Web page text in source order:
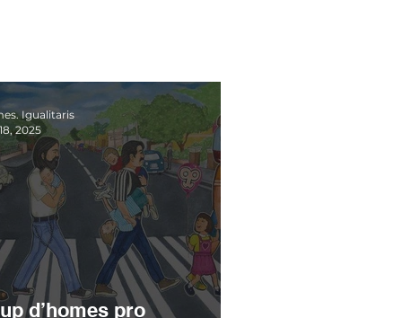
d’homes pro
Igualitaris
2025